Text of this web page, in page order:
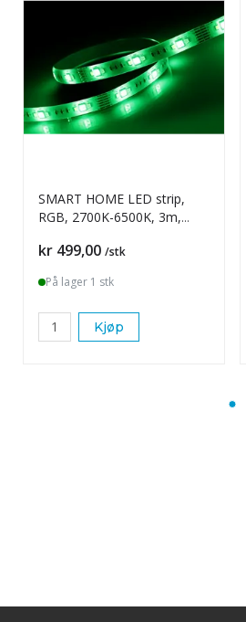
SMART HOME LED strip,
RGB, 2700K-6500K, 3m,
Pris
kr 499,00 /stk
På lager 1 stk
Kjøp